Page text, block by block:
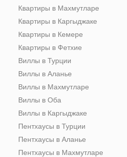
Квартиры в Махмутларе
Квартиры в Каргыджаке
Квартиры в Кемере
Квартиры в Фетхие
Виллы в Турции
Виллы в Аланье
Виллы в Махмутларе
Виллы в Оба
Виллы в Каргыджаке
Пентхаусы в Турции
Пентхаусы в Аланье
Пентхаусы в Махмутларе